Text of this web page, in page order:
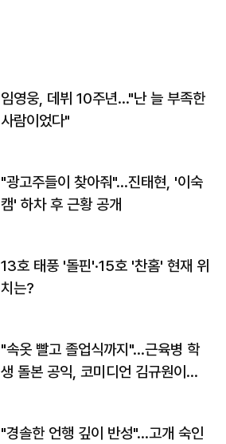
임영웅, 데뷔 10주년…"난 늘 부족한
사람이었다"
"광고주들이 찾아줘"…진태현, '이숙
캠' 하차 후 근황 공개
13호 태풍 '돌핀'·15호 '찬홈' 현재 위
치는?
"속옷 빨고 졸업식까지"…근육병 학
생 돌본 공익, 코미디언 김규원이었
"경솔한 언행 깊이 반성"…고개 숙인